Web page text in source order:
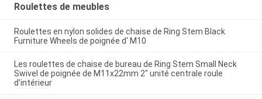
Roulettes de meubles
Roulettes en nylon solides de chaise de Ring Stem Black
Furniture Wheels de poignée d' M10
Les roulettes de chaise de bureau de Ring Stem Small Neck
Swivel de poignée de M11x22mm 2" unité centrale roule
d'intérieur